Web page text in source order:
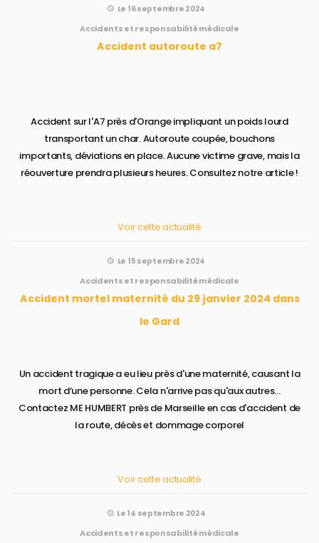
Le 16 septembre 2024
Accidents et responsabilité médicale
Accident autoroute a7
Accident sur l'A7 près d'Orange impliquant un poids lourd
transportant un char. Autoroute coupée, bouchons
importants, déviations en place. Aucune victime grave, mais la
réouverture prendra plusieurs heures. Consultez notre article !
Voir cette actualité
Le 15 septembre 2024
Accidents et responsabilité médicale
Accident mortel maternité du 29 janvier 2024 dans
le Gard
Un accident tragique a eu lieu près d'une maternité, causant la
mort d’une personne. Cela n'arrive pas qu'aux autres...
Contactez ME HUMBERT près de Marseille en cas d'accident de
la route, décès et dommage corporel
Voir cette actualité
Le 14 septembre 2024
Accidents et responsabilité médicale